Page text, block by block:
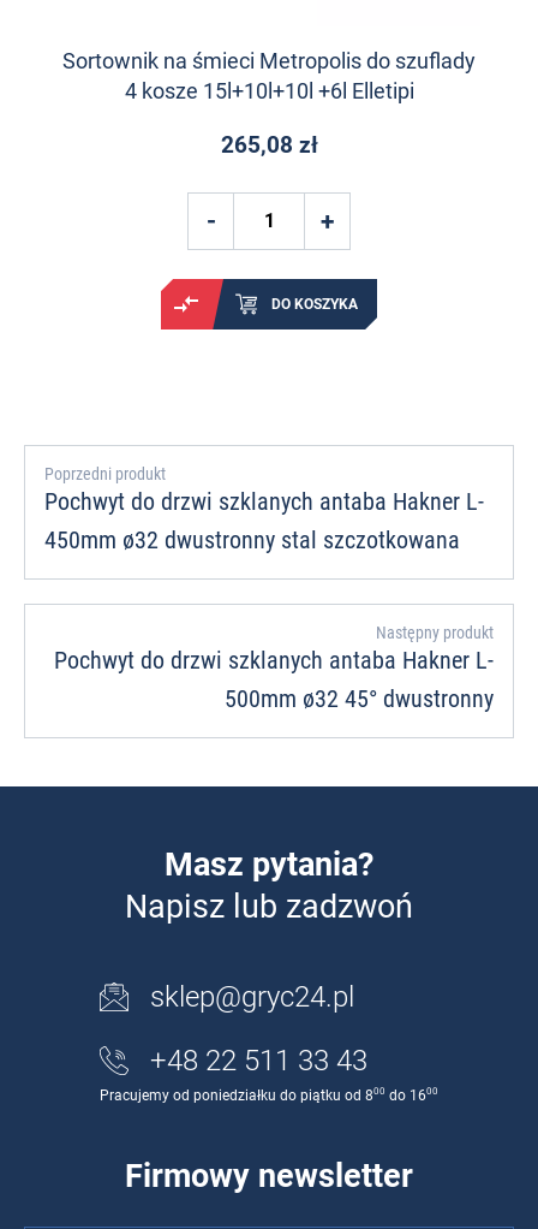
Sortownik na śmieci Metropolis do szuflady
4 kosze 15l+10l+10l +6l Elletipi
265,08 zł
DO KOSZYKA
Poprzedni produkt
Pochwyt do drzwi szklanych antaba Hakner L-
450mm ø32 dwustronny stal szczotkowana
Następny produkt
Pochwyt do drzwi szklanych antaba Hakner L-
500mm ø32 45° dwustronny
Masz pytania?
Napisz lub zadzwoń
sklep@gryc24.pl
+48 22 511 33 43
Pracujemy od poniedziałku do piątku od 800 do 1600
Firmowy newsletter